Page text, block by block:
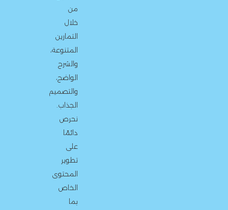
من
خلال
التمارين
المتنوعة،
والشرح
الواضح،
والتصميم
الجذاب.
نحرص
دائمًا
على
تطوير
المحتوى
الخاص
بما